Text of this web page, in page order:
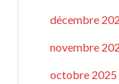
décembre
novembre
octobre 2025